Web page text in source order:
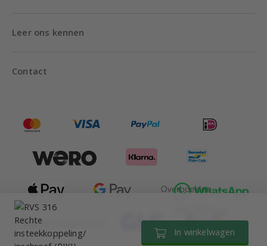
In winkelwagen
Leer ons kennen
Contact
Wij verzenden met